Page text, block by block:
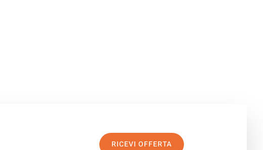
RICEVI OFFERTA